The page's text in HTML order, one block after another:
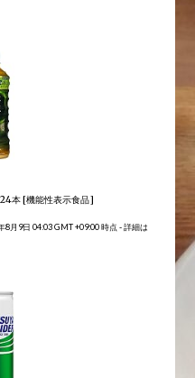
本 [機能性表示食品]
8月9日 04:03 GMT +09:00 時点 -詳細は